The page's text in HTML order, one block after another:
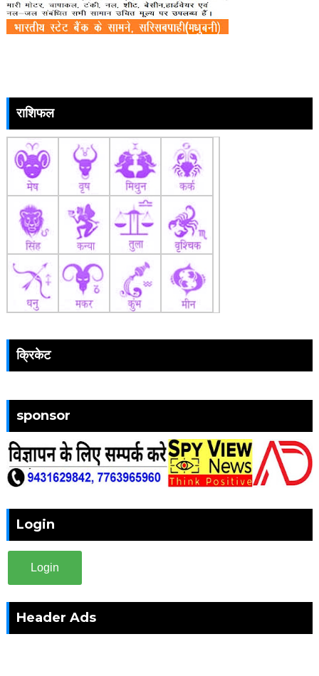
राशिफल
क्रिकेट
sponsor
Login
Login
Header Ads